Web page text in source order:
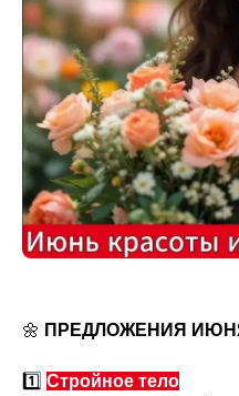
🌼 ПРЕДЛОЖЕНИЯ
1️⃣ Стройное тело